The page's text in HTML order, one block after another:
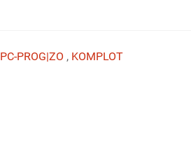
PC-PROG|ZO , KOMPLOT